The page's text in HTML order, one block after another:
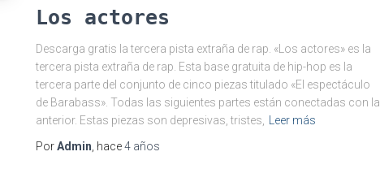
Los actores
Descarga gratis la tercera pista extraña de rap. «Los actores» es la
tercera pista extraña de rap. Esta base gratuita de hip-hop es la
tercera parte del conjunto de cinco piezas titulado «El espectáculo
de Barabass». Todas las siguientes partes están conectadas con la
anterior. Estas piezas son depresivas, tristes,
Leer más
PorAdmin , hace4 años